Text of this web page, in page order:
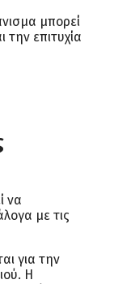
μπορεί
επιτυχία
να
με τις
για την
Η